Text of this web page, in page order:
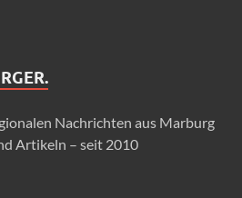
Nachrichten aus Marburg
Artikeln – seit 2010